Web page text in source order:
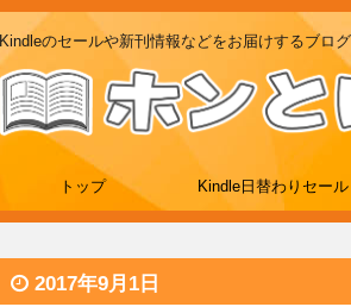
Kindleのセールや新刊情報などをお届けするブログ
トップ Kindle日替わりセール
2017年9月1日